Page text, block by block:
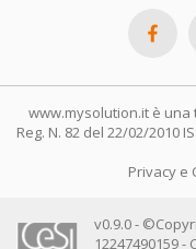
www.mysolution.it è
Reg. N. 82 del 22/02/2010
Privacy e
v0.9.0 -
12247490159 -